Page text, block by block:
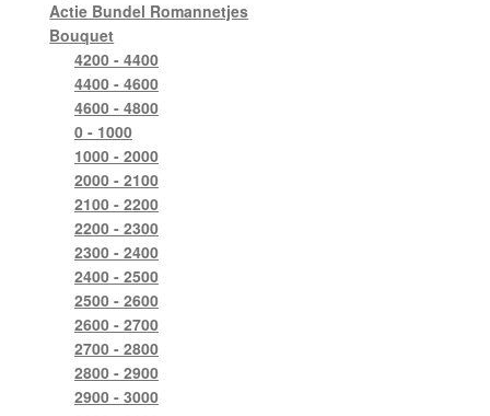
Actie Bundel Romannetjes
Bouquet
4200 - 4400
4400 - 4600
4600 - 4800
0 - 1000
1000 - 2000
2000 - 2100
2100 - 2200
2200 - 2300
2300 - 2400
2400 - 2500
2500 - 2600
2600 - 2700
2700 - 2800
2800 - 2900
2900 - 3000